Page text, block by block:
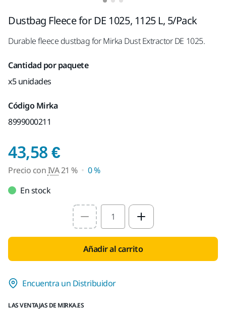
Dustbag Fleece for DE 1025, 1125 L, 5/Pack
Durable fleece dustbag for Mirka Dust Extractor DE 1025.
Cantidad por paquete
x5 unidades
Código Mirka
8999000211
43,58 €Precio con IVA 21 %
Precio conIVA21 %
0 %
En stock
Select quantity value
Añadir al carrito
Encuentra un Distribuidor
LAS VENTAJAS DE MIRKA.ES